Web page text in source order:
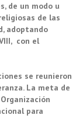
de un modo u
de las
adoptando
con el
se reunieron
La meta de
para